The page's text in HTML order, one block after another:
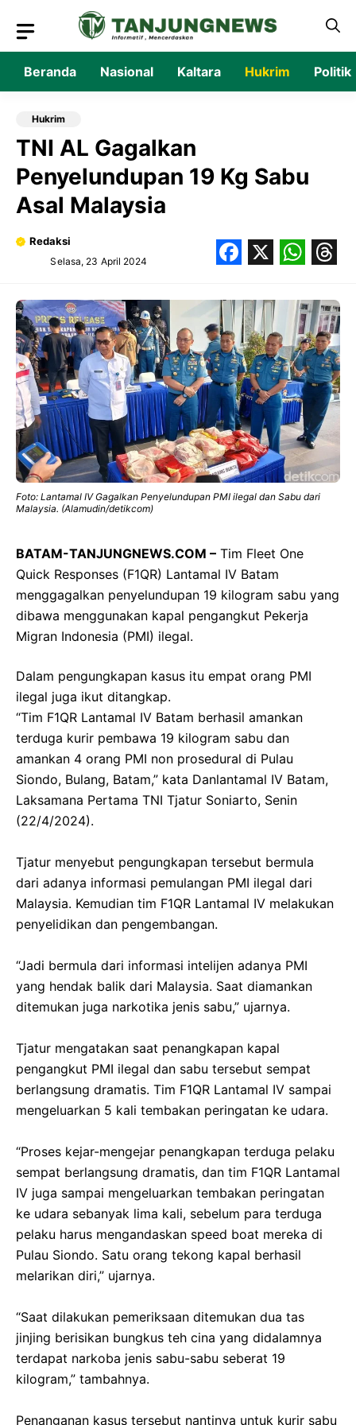
isi
Beranda Nasional Kaltara Hukrim Politik
Hukrim
TNI AL Gagalkan
Penyelundupan 19 Kg Sabu
Asal Malaysia
Redaksi
Selasa, 23 April 2024
Foto: Lantamal IV Gagalkan Penyelundupan PMI ilegal dan Sabu dari
Malaysia. (Alamudin/detikcom)
BATAM-TANJUNGNEWS.COM – Tim Fleet One
Quick Responses (F1QR) Lantamal IV Batam
menggagalkan penyelundupan 19 kilogram sabu yang
dibawa menggunakan kapal pengangkut Pekerja
Migran Indonesia (PMI) ilegal.
Dalam pengungkapan kasus itu empat orang PMI
ilegal juga ikut ditangkap.
“Tim F1QR Lantamal IV Batam berhasil amankan
terduga kurir pembawa 19 kilogram sabu dan
amankan 4 orang PMI non prosedural di Pulau
Siondo, Bulang, Batam,” kata Danlantamal IV Batam,
Laksamana Pertama TNI Tjatur Soniarto, Senin
(22/4/2024).
Tjatur menyebut pengungkapan tersebut bermula
dari adanya informasi pemulangan PMI ilegal dari
Malaysia. Kemudian tim F1QR Lantamal IV melakukan
penyelidikan dan pengembangan.
“Jadi bermula dari informasi intelijen adanya PMI
yang hendak balik dari Malaysia. Saat diamankan
ditemukan juga narkotika jenis sabu,” ujarnya.
Tjatur mengatakan saat penangkapan kapal
pengangkut PMI ilegal dan sabu tersebut sempat
berlangsung dramatis. Tim F1QR Lantamal IV sampai
mengeluarkan 5 kali tembakan peringatan ke udara.
“Proses kejar-mengejar penangkapan terduga pelaku
sempat berlangsung dramatis, dan tim F1QR Lantamal
IV juga sampai mengeluarkan tembakan peringatan
ke udara sebanyak lima kali, sebelum para terduga
pelaku harus mengandaskan speed boat mereka di
Pulau Siondo. Satu orang tekong kapal berhasil
melarikan diri,” ujarnya.
“Saat dilakukan pemeriksaan ditemukan dua tas
jinjing berisikan bungkus teh cina yang didalamnya
terdapat narkoba jenis sabu-sabu seberat 19
kilogram,” tambahnya.
Penanganan kasus tersebut nantinya untuk kurir sabu